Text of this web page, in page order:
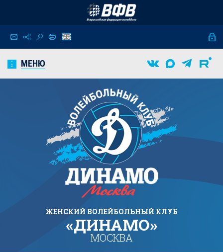
МЕНЮ
ЖЕНСКИЙ ВОЛЕЙБОЛЬНЫЙ КЛУБ
«ДИНАМО»
МОСКВА